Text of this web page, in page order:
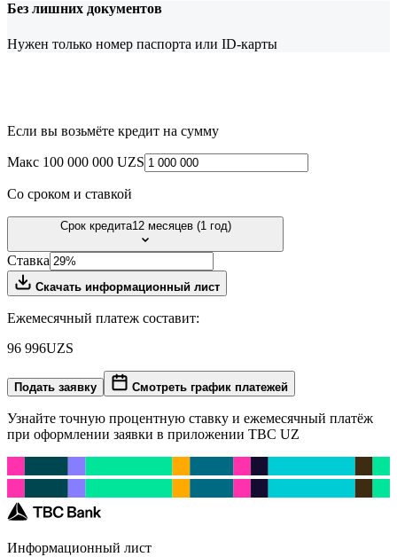
Без лишних документов
Нужен только номер паспорта или ID-карты
Если вы возьмёте кредит на сумму
Макс 100 000 000 UZS
Со сроком и ставкой
Срок кредита12 месяцев (1 год)
Ставка
Скачать информационный лист
Ежемесячный платеж составит:
96 996UZS
Подать заявку Смотреть график платежей
Узнайте точную процентную ставку и ежемесячный платёж
при оформлении заявки в приложении TBC UZ
Информационный лист